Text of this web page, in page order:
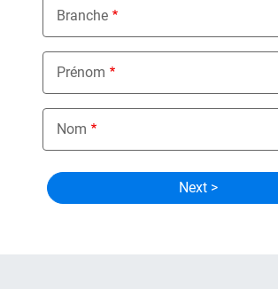
Branche
Nothing selected
Prénom
Nom